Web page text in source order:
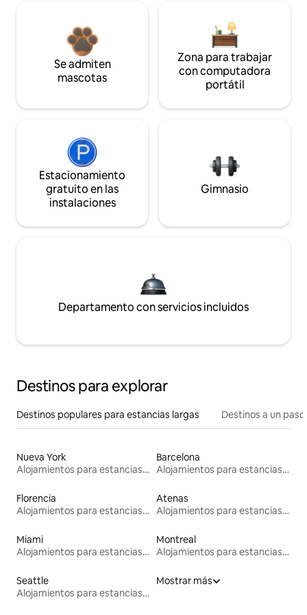
Se admiten
mascotas
Zona para trabajar
con computadora
portátil
Estacionamiento
gratuito en las
instalaciones
Gimnasio
Departamento con servicios incluidos
Destinos para explorar
Destinos populares para estancias largas Destinos a un
Nueva York
Alojamientos para estancias largas
Barcelona
Alojamientos para estancias largas
Florencia
Alojamientos para estancias largas
Atenas
Alojamientos para estancias largas
Miami
Alojamientos para estancias largas
Montreal
Alojamientos para estancias largas
Seattle
Alojamientos para estancias largas
Mostrar más